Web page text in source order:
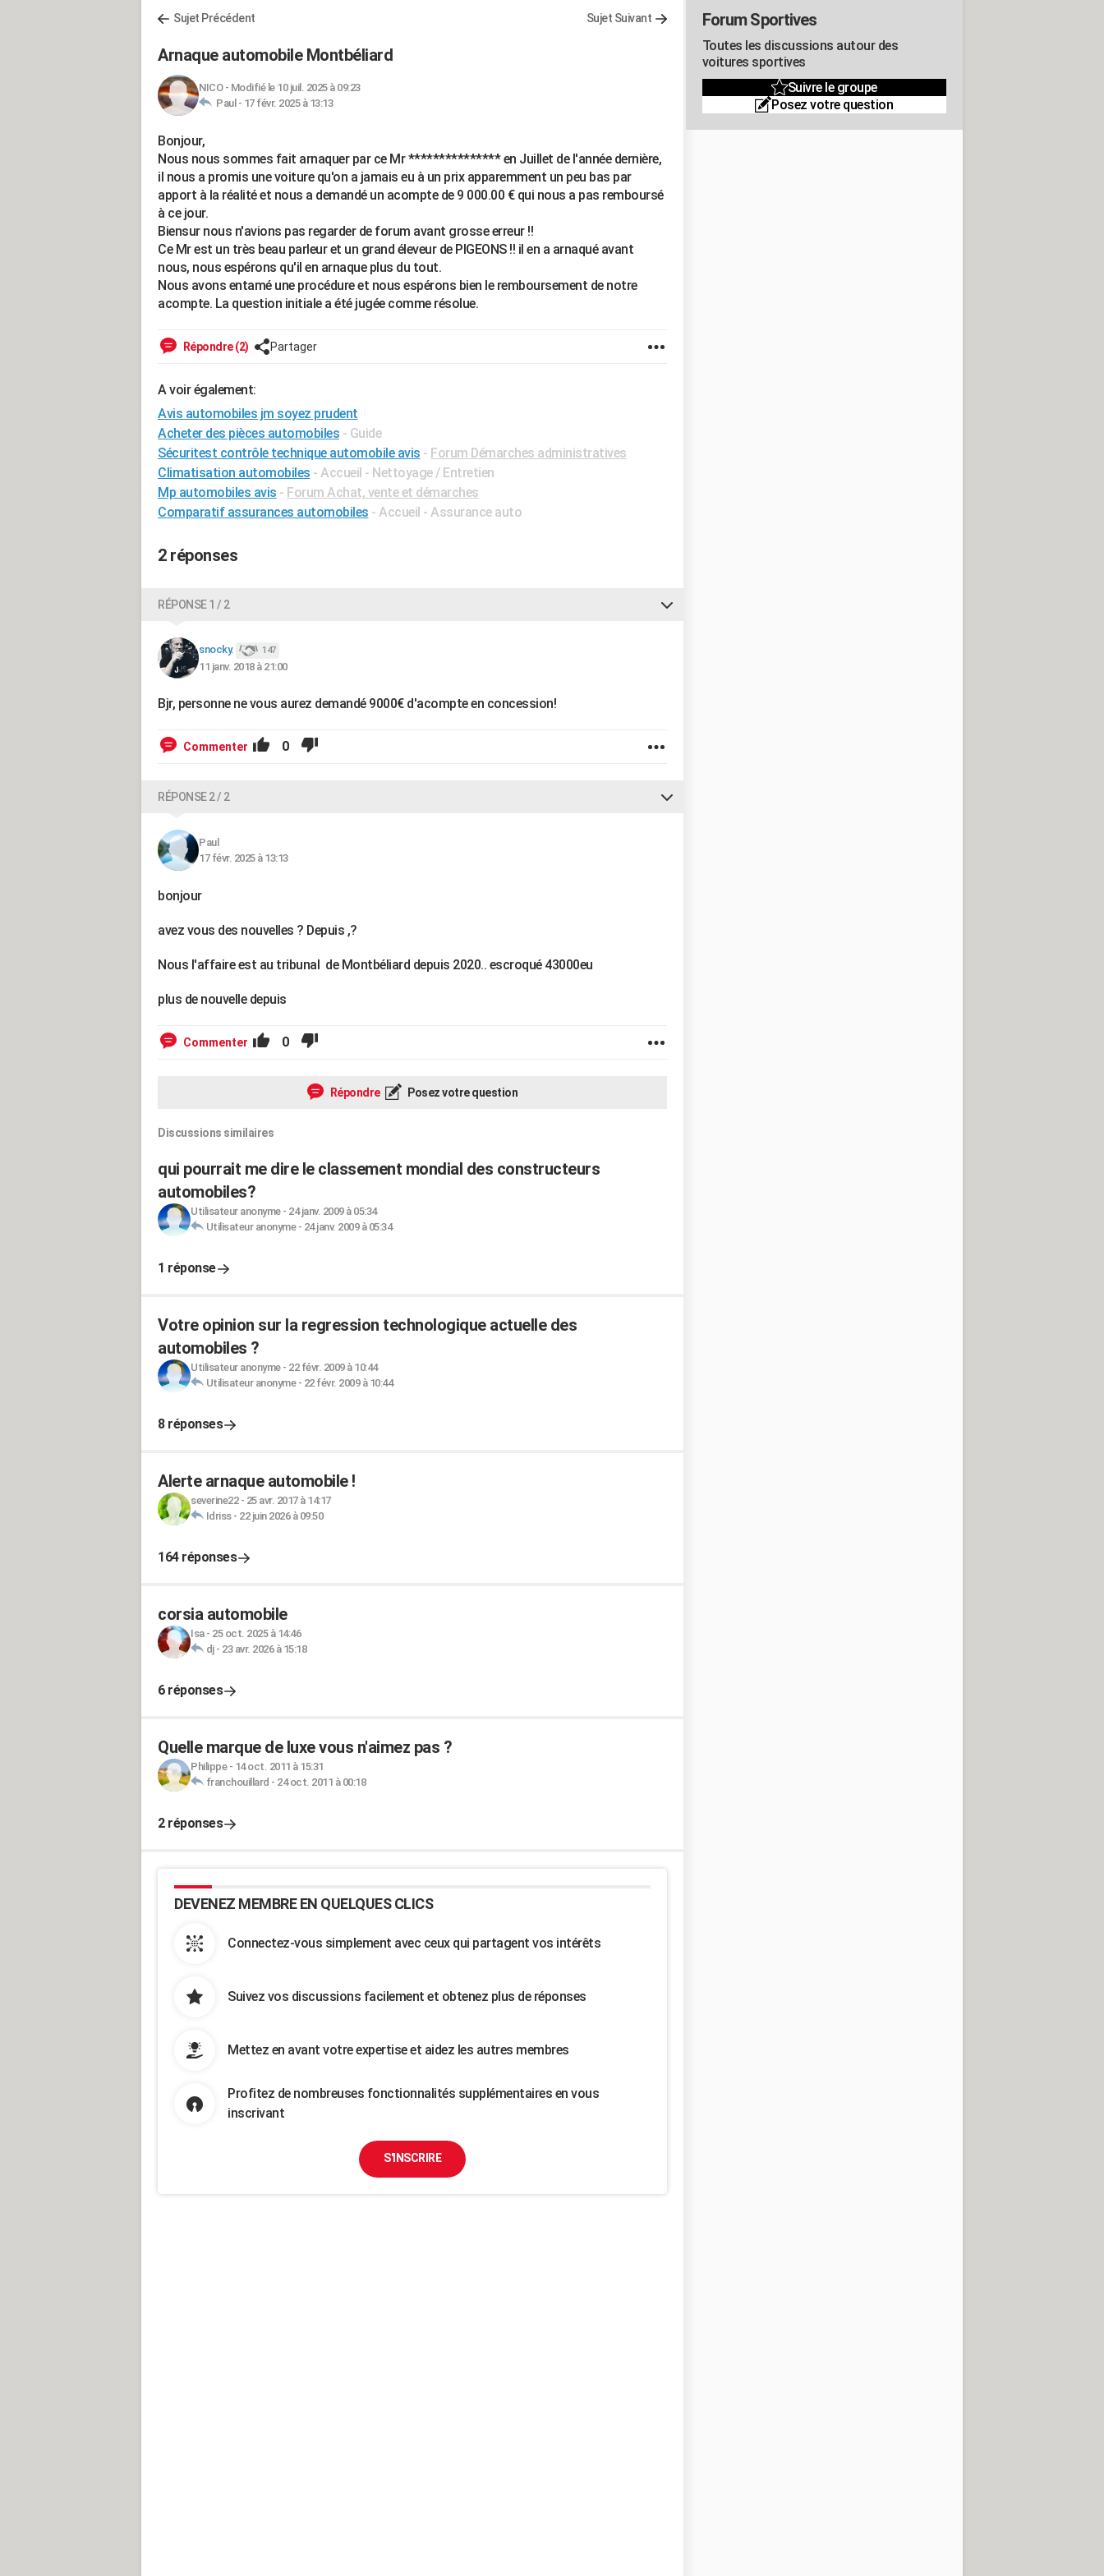
Sujet Précédent Sujet Suivant
Arnaque automobile Montbéliard
NICO- Modifié le 10 juil. 2025 à 09:23
Paul - 17 févr. 2025 à 13:13
Bonjour,
Nous nous sommes fait arnaquer par ce Mr *************** en Juillet de l'année dernière,
il nous a promis une voiture qu'on a jamais eu à un prix apparemment un peu bas par
apport à la réalité et nous a demandé un acompte de 9 000.00 € qui nous a pas remboursé
à ce jour.
Biensur nous n'avions pas regarder de forum avant grosse erreur !!
Ce Mr est un très beau parleur et un grand éleveur de PIGEONS !! il en a arnaqué avant
nous, nous espérons qu'il en arnaque plus du tout.
Nous avons entamé une procédure et nous espérons bien le remboursement de notre
acompte. La question initiale a été jugée comme résolue.
Répondre (2) Partager
A voir également:
Avis automobiles jm soyez prudent
Acheter des pièces automobiles - Guide
Sécuritest contrôle technique automobile avis - Forum Démarches administratives
Climatisation automobiles - Accueil - Nettoyage / Entretien
Mp automobiles avis - Forum Achat, vente et démarches
Comparatif assurances automobiles - Accueil - Assurance auto
2 réponses
RÉPONSE 1 / 2
snocky. 147
11 janv. 2018 à 21:00
Bjr, personne ne vous aurez demandé 9000€ d'acompte en concession!
Commenter 0
RÉPONSE 2 / 2
Paul
17 févr. 2025 à 13:13
bonjour
avez vous des nouvelles ? Depuis ,?
Nous l'affaire est au tribunal de Montbéliard depuis 2020.. escroqué 43000eu
plus de nouvelle depuis
Commenter 0
Répondre Posez votre question
Discussions similaires
qui pourrait me dire le classement mondial des constructeurs
automobiles?
Utilisateur anonyme- 24 janv. 2009 à 05:34
Utilisateur anonyme- 24 janv. 2009 à 05:34
1 réponse
Votre opinion sur la regression technologique actuelle des
automobiles ?
Utilisateur anonyme- 22 févr. 2009 à 10:44
Utilisateur anonyme- 22 févr. 2009 à 10:44
8 réponses
Alerte arnaque automobile !
severine22- 25 avr. 2017 à 14:17
Idriss- 22 juin 2026 à 09:50
164 réponses
corsia automobile
Isa- 25 oct. 2025 à 14:46
dj- 23 avr. 2026 à 15:18
6 réponses
Quelle marque de luxe vous n'aimez pas ?
Philippe- 14 oct. 2011 à 15:31
franchouillard - 24 oct. 2011 à 00:18
2 réponses
DEVENEZ MEMBRE EN QUELQUES CLICS
Connectez-vous simplement avec ceux qui partagent vos intérêts
Suivez vos discussions facilement et obtenez plus de réponses
Mettez en avant votre expertise et aidez les autres membres
Profitez de nombreuses fonctionnalités supplémentaires en vous
inscrivant
S'INSCRIRE
Forum Sportives
Toutes les discussions autour des
voitures sportives
Suivre le groupe
Posez votre question